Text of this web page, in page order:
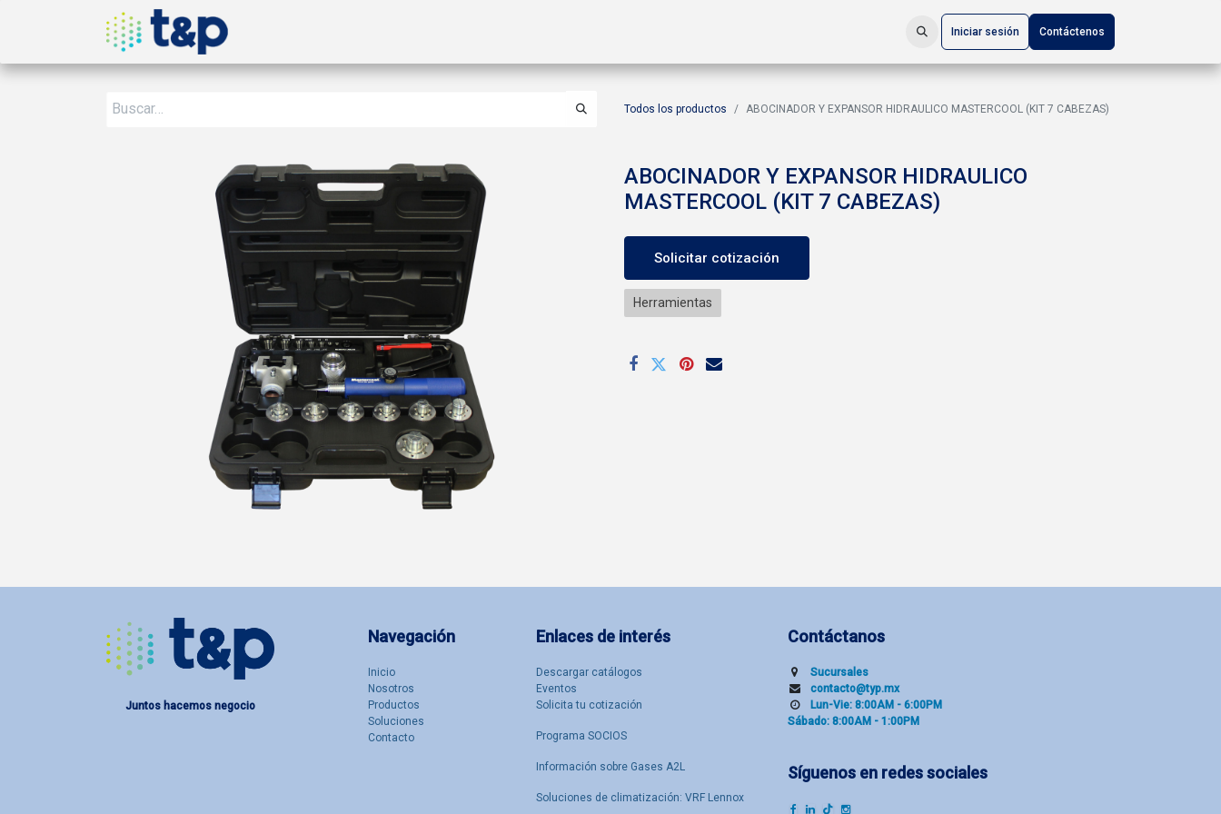
Iniciar sesión Contáctenos
Todos los productos ABOCINADOR Y EXPANSOR HIDRAULICO MASTERCOOL (KIT 7 CABEZAS)
ABOCINADOR Y EXPANSOR HIDRAULICO
MASTERCOOL (KIT 7 CABEZAS)
Solicitar cotización
Herramientas
Enlaces de interés
Descargar catálogos
Eventos
Solicita tu cotización
Programa SOCIOS
Información sobre Gases A2L
Soluciones de climatización: VRF Lennox
Navegación
Inicio
Nosotro​s
Productos
Soluciones
Contacto
Contáctanos
Sucu​rsal​es
contacto@typ.mx
Lun-Vie: 8:00AM - 6:00PM
Sábado: 8:00AM - 1:00PM
Síguenos en redes sociales
Juntos hacemos negocio